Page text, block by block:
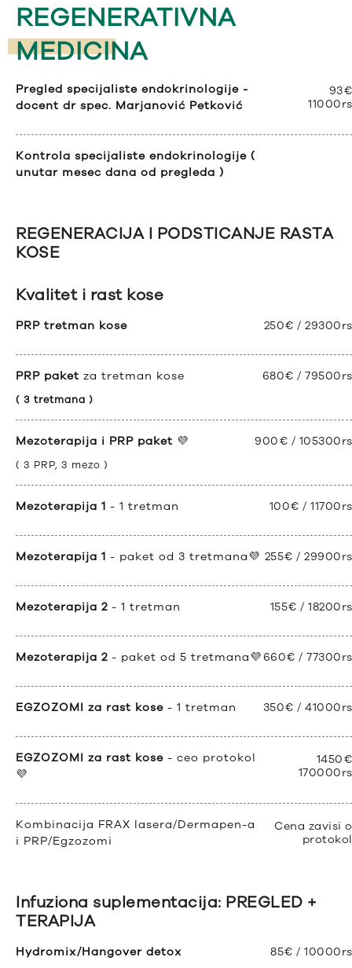
REGENERATIVNA
MEDICINA
Pregled specijaliste endokrinologije -
docent dr spec. Marjanović Petković
Kontrola specijaliste endokrinologije (
unutar mesec dana od pregleda )
REGENERACIJA I PODSTICANJE RASTA
KOSE
Kvalitet i rast kose
PRP tretman kose 250€ /
PRP paket za tretman kose 680€ /
( 3 tretmana )
Mezoterapija i PRP paket 💜 900€ /
( 3 PRP, 3 mezo )
Mezoterapija 1 - 1 tretman 100€ /
Mezoterapija 1 - paket od 3 tretmana💜 255€ /
Mezoterapija 2 - 1 tretman 155€ /
Mezoterapija 2 - paket od 5 tretmana💜660€ /
EGZOZOMI za rast kose - 1 tretman 350€ /
EGZOZOMI za rast kose - ceo protokol
💜
Kombinacija FRAX lasera/Dermapen-a
i PRP/Egzozomi
Cena zavisi
Infuziona suplementacija: PREGLED +
TERAPIJA
Hydromix/Hangover detox 85€ /